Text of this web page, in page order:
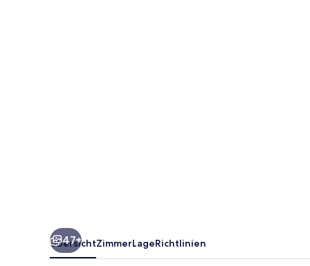
47+
ÜbersichtZimmerLageRichtlinien